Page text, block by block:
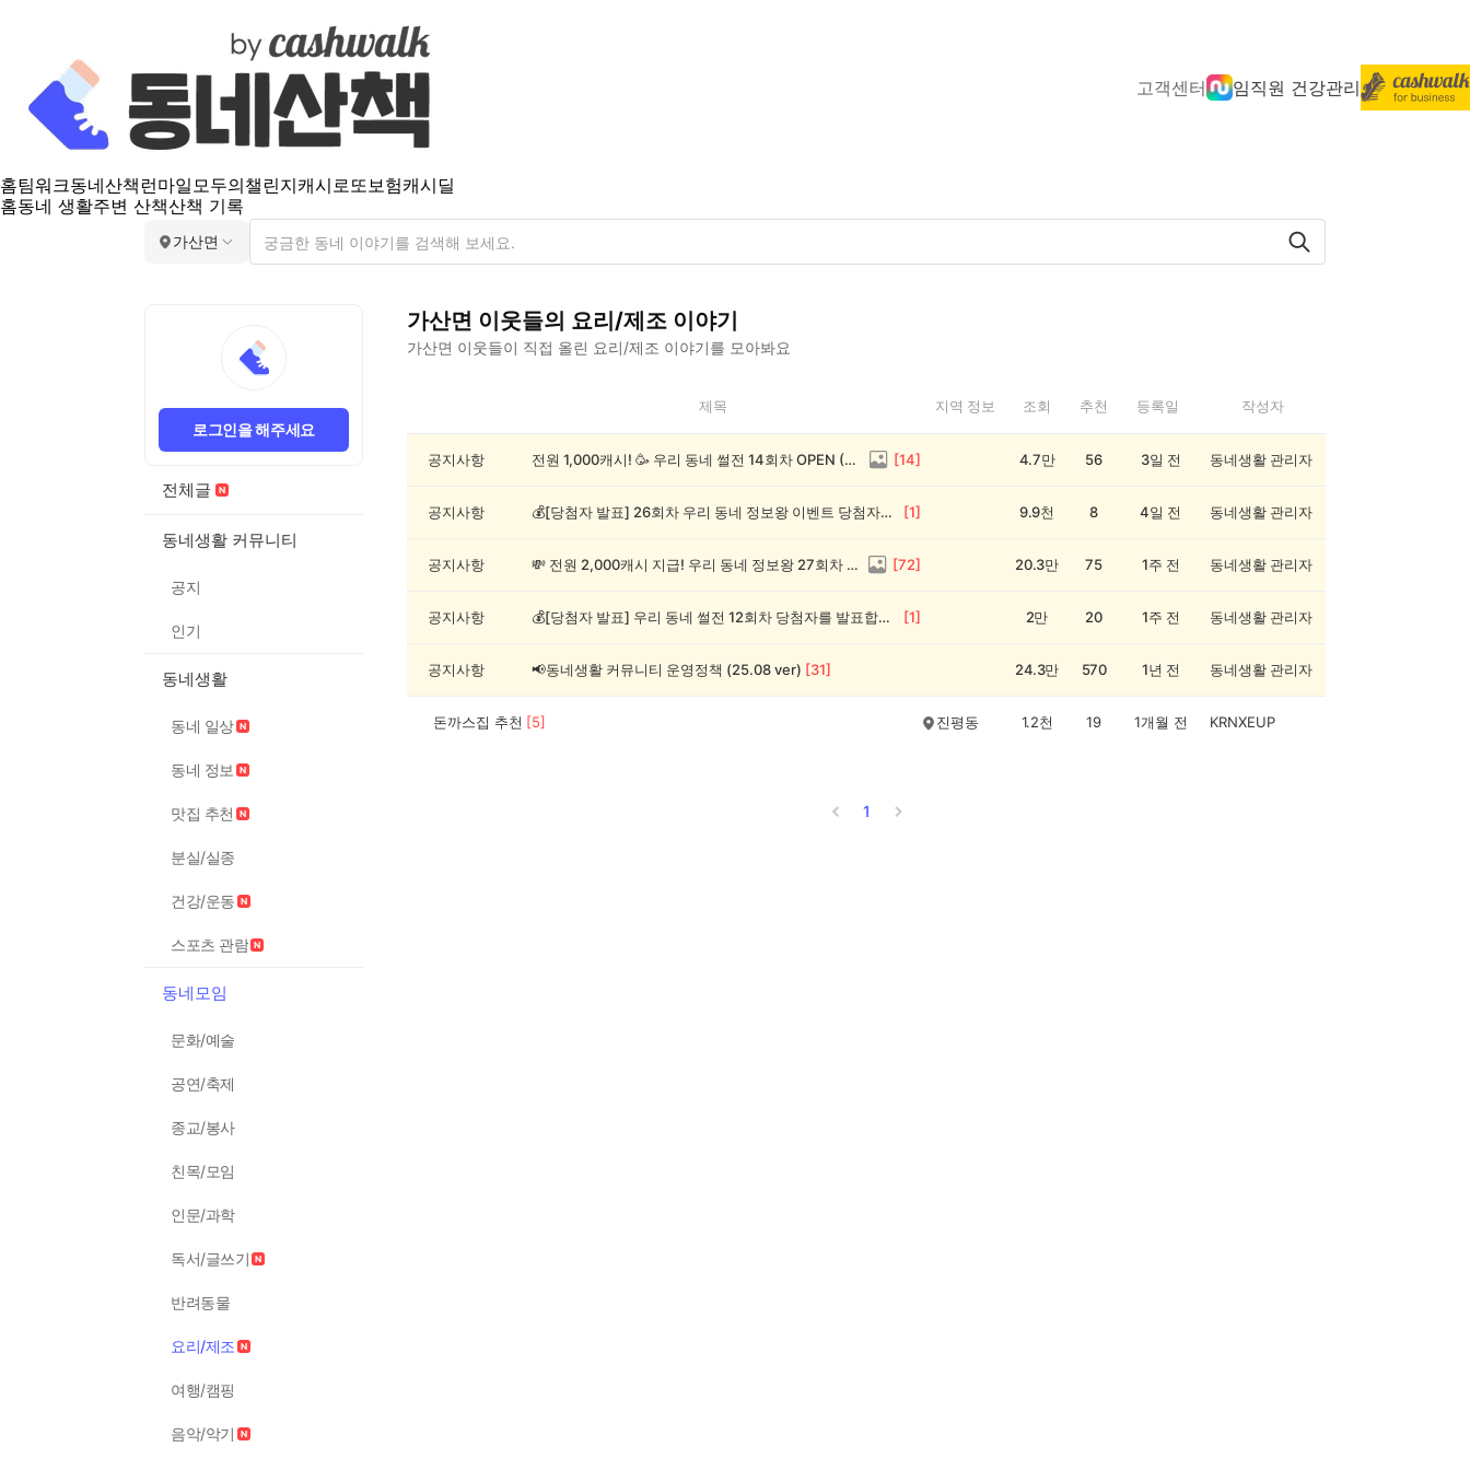
고객센터 임직원 건강관리
홈팀워크동네산책 런마일모두의챌린지캐시로또보험캐시딜
홈동네 생활주변 산책산책 기록
가산면
로그인을 해주세요
전체글
동네생활 커뮤니티
공지
인기
동네생활
동네 일상
동네 정보
맛집 추천
분실/실종
건강/운동
스포츠 관람
동네모임
문화/예술
공연/축제
종교/봉사
친목/모임
인문/과학
독서/글쓰기
반려동물
요리/제조
여행/캠핑
음악/악기
가산면 이웃들의 요리/제조 이야기
가산면 이웃들이 직접 올린 요리/제조 이야기를 모아봐요
면
제목 지역 정보 조회 추천 등록일 작성자
공지사항 전원 1,000캐시! 🥳 우리 동네 썰전 14회차 OPEN (~8/17) [14] 4.7만 56 3일 전 동네생활 관리자
공지사항 💰[당첨자 발표] 26회차 우리 동네 정보왕 이벤트 당첨자를 발표합니다! [1] 9.9천 8 4일 전 동네생활 관리자
공지사항 💸 전원 2,000캐시 지급! 우리 동네 정보왕 27회차 (~8/10) [72] 20.3만 75 1주 전 동네생활 관리자
공지사항 💰[당첨자 발표] 우리 동네 썰전 12회차 당첨자를 발표합니다! [1] 2만 20 1주 전 동네생활 관리자
공지사항 📢동네생활 커뮤니티 운영정책 (25.08 ver) [31] 24.3만 570 1년 전 동네생활 관리자
돈까스집 추천 [5] 진평동 1.2천 19 1개월 전 KRNXEUP
1